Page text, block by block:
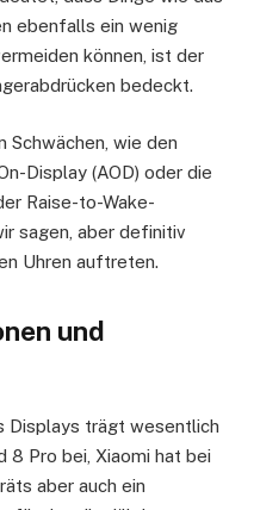
ebenfalls ein wenig
können, ist der
bedeckt.
Schwächen, wie den
Display (AOD) oder die
Raise-to-Wake-
sagen, aber definitiv
Uhren auftreten.
und
Displays trägt wesentlich
8 Pro bei, Xiaomi hat bei
aber auch ein